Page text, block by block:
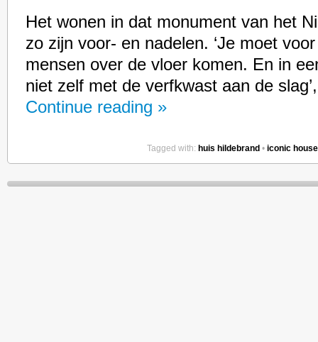
Het wonen in dat monument van het
zo zijn voor- en nadelen. ‘Je moet
mensen over de vloer komen. En in
niet zelf met de verfkwast aan de
Continue reading »
Tagged with: huis hildebrand • iconic